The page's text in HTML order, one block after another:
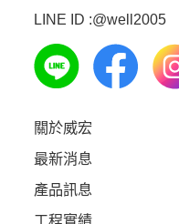
LINE ID :@well2005
關於威宏
最新消息
產品訊息
工程實績